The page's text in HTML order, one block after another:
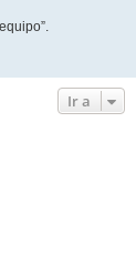
Ir a